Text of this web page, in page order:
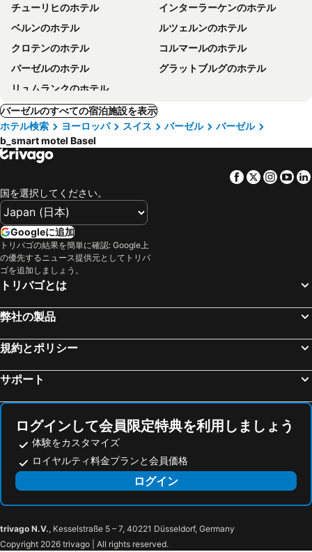
チューリヒのホテル
インターラーケンのホテル
ベルンのホテル
ルツェルンのホテル
クロテンのホテル
コルマールのホテル
バーゼルのホテル
グラットブルグのホテル
リュムランクのホテル
バーゼルのすべての宿泊施設を表示
ホテル検索
ヨーロッパ スイス バーゼル
バーゼル
b_smart motel Basel
Facebook
Twitter
国を選択してください。
Googleに追加
トリバゴの結果を簡単に確認: Google上
の優先するニュース提供元としてトリバ
ゴを追加しましょう。
トリバゴとは
弊社の製品
規約とポリシー
サポート
ログインして会員限定特典を利用しましょう
体験をカスタマイズ
ロイヤルティ料金プランと会員価格
ログイン
trivago N.V., Kesselstraße 5 – 7, 40221 Düsseldorf, Germany
Copyright 2026 trivago | All rights reserved.